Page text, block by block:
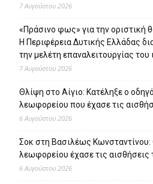
7 Αυγούστου 2026
«Πράσινο φως» για την οριστική
Η Περιφέρεια Δυτικής Ελλάδας
την μελέτη επαναλειτουργίας
7 Αυγούστου 2026
Θλίψη στο Αίγιο: Κατέληξε ο
λεωφορείου που έχασε τις
6 Αυγούστου 2026
Σοκ στη Βασιλέως Κωνσταντίνου:
λεωφορείου έχασε τις
6 Αυγούστου 2026